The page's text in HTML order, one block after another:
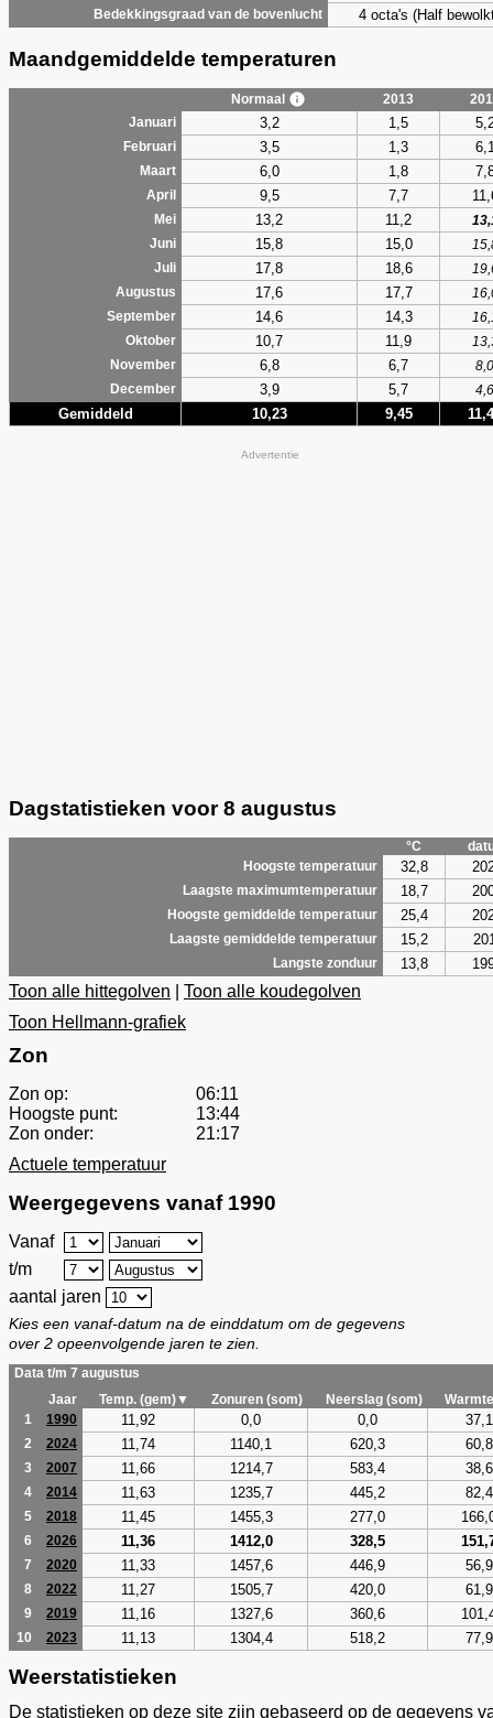
Bedekkingsgraad van de bovenlucht 4 octa's (Half
Maandgemiddelde temperaturen
Normaal 2013
Januari
3,2 1,5
Februari 3,5 1,3
Maart 6,0 1,8
April 9,5 7,7
Mei 13,2 11,2
Juni
15,8 15,0
Juli
17,8 18,6
Augustus
17,6 17,7
September
14,6 14,3
Oktober
10,7 11,9
November
6,8 6,7
8,0
December
3,9 5,7 4,6
Gemiddeld 10,23 9,45
Advertentie
Dagstatistieken voor 8 augustus
°C
Hoogste temperatuur
32,8
Laagste maximumtemperatuur 18,7
Hoogste gemiddelde temperatuur 25,4
Laagste gemiddelde temperatuur 15,2
Langste zonduur 13,8
Toon alle hittegolven
Toon alle koudegolven
Toon Hellmann-grafiek
Zon
Zon op:
06:11
Hoogste punt:
13:44
Zon onder:
21:17
Actuele temperatuur
Weergegevens vanaf 1990
Vanaf
t/m
aantal jaren
Kies een vanaf-datum na de einddatum om de gegevens
over 2 opeenvolgende jaren te zien.
Data t/m 7 augustus
Jaar
Temp. (gem)▼ Zonuren (som) Neerslag (som)
1
1990 11,92 0,0 0,0 37,1
2 2024 11,74 1140,1 620,3 60,8
3 2007 11,66 1214,7 583,4 38,6
4 2014 11,63 1235,7 445,2 82,4
5 2018 11,45 1455,3 277,0
6 2026 11,36 1412,0 328,5
7 2020 11,33 1457,6 446,9 56,9
8 2022 11,27 1505,7 420,0 61,9
9 2019 11,16 1327,6 360,6
10 2023 11,13 1304,4 518,2 77,9
Weerstatistieken
De statistieken op deze site zijn gebaseerd op de gegevens